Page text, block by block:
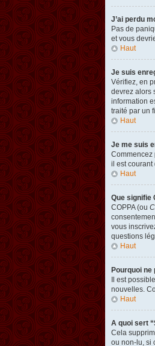
J’ai perdu
Pas de
et vous
Haut
Je suis
Vérifiez, en
devrez alors
information
traité par un
Haut
Je me suis
Commencez
il est courant
Haut
Que signifie
COPPA (ou
vous
questions
Haut
Pourquoi ne
Il est
nouvelles.
Haut
A quoi sert
Cela
ou non-lu, si